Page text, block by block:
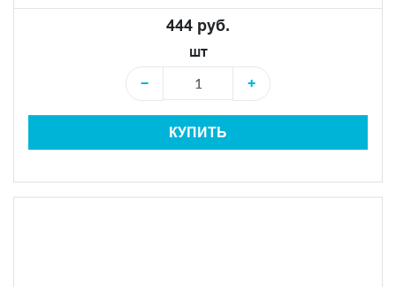
444 руб.
шт
−
+
КУПИТЬ